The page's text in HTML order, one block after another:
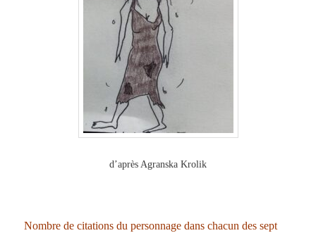
d’après Agranska Krolik
Nombre de citations du personnage dans chacun des sept